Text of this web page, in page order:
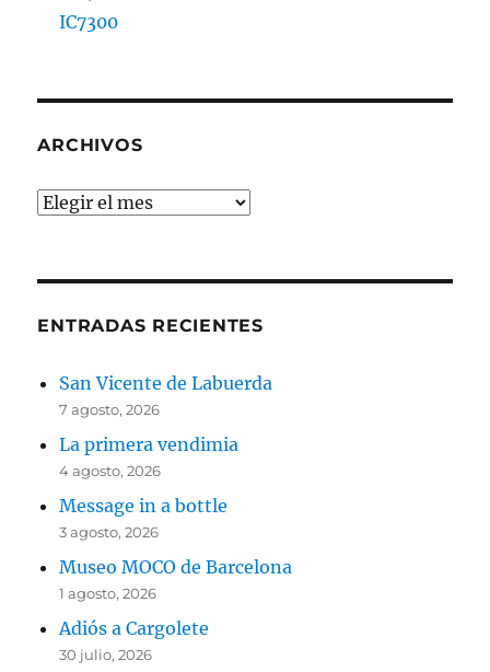
IC7300
ARCHIVOS
Archivos
ENTRADAS RECIENTES
San Vicente de Labuerda
7 agosto, 2026
La primera vendimia
4 agosto, 2026
Message in a bottle
3 agosto, 2026
Museo MOCO de Barcelona
1 agosto, 2026
Adiós a Cargolete
30 julio, 2026